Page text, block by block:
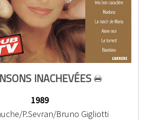
INACHEVÉES
1989
P.Sevran/Bruno Gigliotti